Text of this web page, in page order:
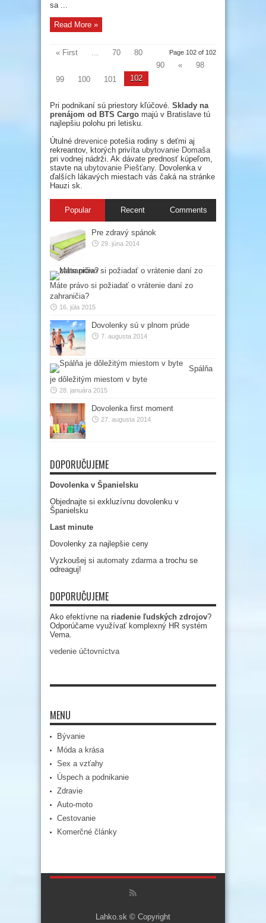
sa ...
Read More »
Page 102 of 102
« First 70
80
90
«
98
99
100 101 102
Pri podnikaní sú priestory kľúčové. Sklady na
prenájom od BTS Cargo majú v Bratislave tú
najlepšiu polohu pri letisku.
Útulné drevenice potešia rodiny s deťmi aj
rekreantov, ktorých privíta ubytovanie Domaša
pri vodnej nádrži. Ak dávate prednosť kúpeľom,
stavte na ubytovanie Piešťany. Dovolenka v
ďalších lákavých miestach vás čaká na stránke
Hauzi sk.
Popular Recent Comments
Pre zdravý spánok
29. júna 2014
Máte právo si požiadať o vrátenie daní zo
zahraničia?
16. júla 2015
Dovolenky sú v plnom prúde
7. augusta 2014
Spálňa
je dôležitým miestom v byte
28. januára 2015
Dovolenka first moment
27. augusta 2014
DOPORUČUJEME
Dovolenka v Španielsku
Objednajte si exkluzívnu dovolenku v
Španielsku
Last minute
Dovolenky za najlepšie ceny
Vyzkoušej si automaty zdarma a trochu se
odreaguj!
DOPORUČUJEME
Ako efektívne na riadenie ľudských zdrojov?
Odporúčame využívať komplexný HR systém
Vema.
vedenie účtovníctva
MENU
Bývanie
Móda a krása
Sex a vzťahy
Úspech a podnikanie
Zdravie
Auto-moto
Cestovanie
Komerčné články
Lahko.sk © Copyright